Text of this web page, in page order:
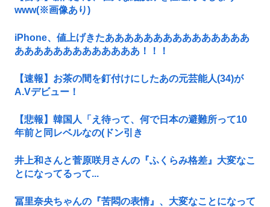
www(※画像あり)
iPhone、値上げきたあああああああああああああああ
あああああああああああああ！！！
【速報】お茶の間を釘付けにしたあの元芸能人(34)が
A.Vデビュー！
【悲報】韓国人「え待って、何で日本の避難所って10
年前と同レベルなの(ドン引き
井上和さんと菅原咲月さんの『ふくらみ格差』大変なこ
とになってるって...
冨里奈央ちゃんの『苦悶の表情』、大変なことになって